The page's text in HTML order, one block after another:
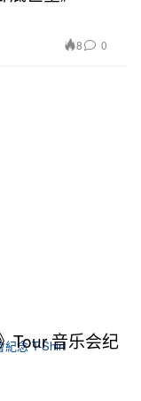
8 0
Tour 音乐会纪